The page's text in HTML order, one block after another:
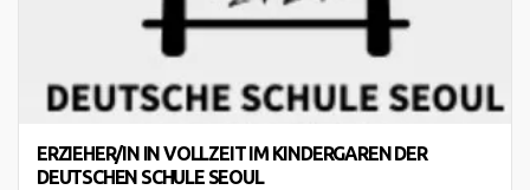
ERZIEHER/IN IN VOLLZEIT IM KINDERGAREN DER
DEUTSCHEN SCHULE SEOUL